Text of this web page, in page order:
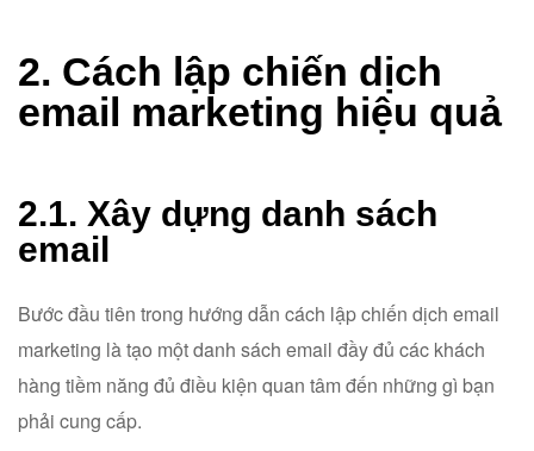
2. Cách lập chiến dịch
email marketing hiệu quả
2.1. Xây dựng danh sách
email
Bước đầu tiên trong hướng dẫn cách lập chiến dịch email
marketing là tạo một danh sách email đầy đủ các khách
hàng tiềm năng đủ điều kiện quan tâm đến những gì bạn
phải cung cấp.